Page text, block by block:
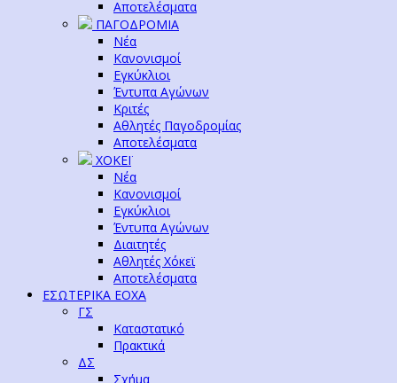
Αποτελέσματα
ΠΑΓΟΔΡΟΜΙΑ
Νέα
Κανονισμοί
Εγκύκλιοι
Έντυπα Αγώνων
Κριτές
Αθλητές Παγοδρομίας
Αποτελέσματα
ΧΟΚΕΪ
Νέα
Κανονισμοί
Εγκύκλιοι
Έντυπα Αγώνων
Διαιτητές
Αθλητές Χόκεϊ
Αποτελέσματα
ΕΣΩΤΕΡΙΚΑ ΕΟΧΑ
ΓΣ
Καταστατικό
Πρακτικά
ΔΣ
Σχήμα